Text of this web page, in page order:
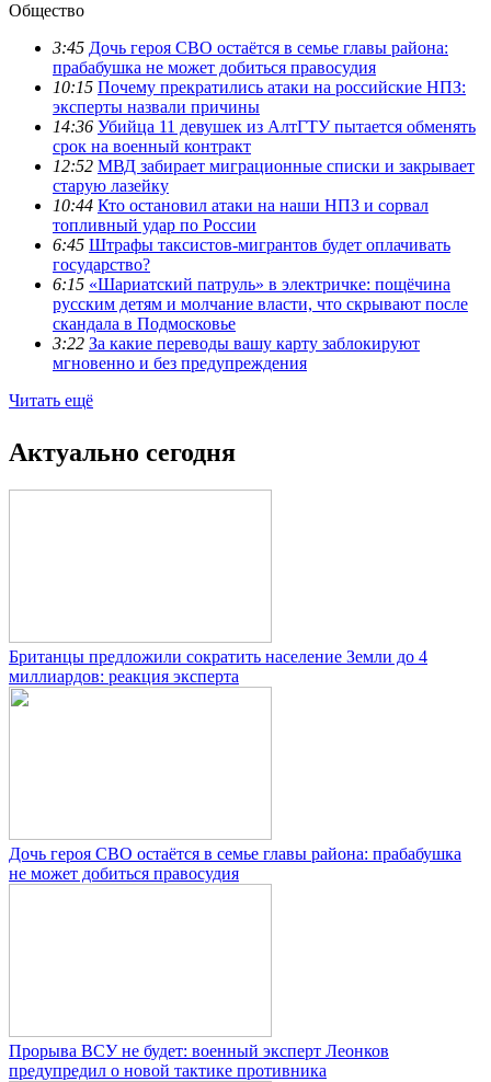
Общество
3:45 Дочь героя СВО остаётся в семье главы района:
прабабушка не может добиться правосудия
10:15 Почему прекратились атаки на российские НПЗ:
эксперты назвали причины
14:36 Убийца 11 девушек из АлтГТУ пытается обменять
срок на военный контракт
12:52 МВД забирает миграционные списки и закрывает
старую лазейку
10:44 Кто остановил атаки на наши НПЗ и сорвал
топливный удар по России
6:45 Штрафы таксистов-мигрантов будет оплачивать
государство?
6:15 «Шариатский патруль» в электричке: пощёчина
русским детям и молчание власти, что скрывают после
скандала в Подмосковье
3:22 За какие переводы вашу карту заблокируют
мгновенно и без предупреждения
Читать ещё
Актуально сегодня
Британцы предложили сократить население Земли до 4
миллиардов: реакция эксперта
Дочь героя СВО остаётся в семье главы района: прабабушка
не может добиться правосудия
Прорыва ВСУ не будет: военный эксперт Леонков
предупредил о новой тактике противника